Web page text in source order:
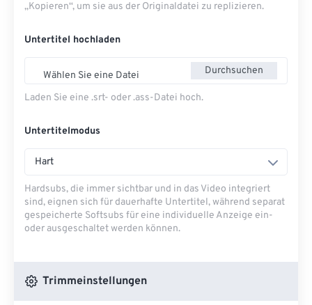
„Kopieren“, um sie aus der Originaldatei zu replizieren.
Untertitel hochladen
Wählen Sie eine Datei Durchsuchen
Laden Sie eine .srt- oder .ass-Datei hoch.
Untertitelmodus
Hart
Hardsubs, die immer sichtbar und in das Video integriert
sind, eignen sich für dauerhafte Untertitel, während separat
gespeicherte Softsubs für eine individuelle Anzeige ein-
oder ausgeschaltet werden können.
Trimmeinstellungen